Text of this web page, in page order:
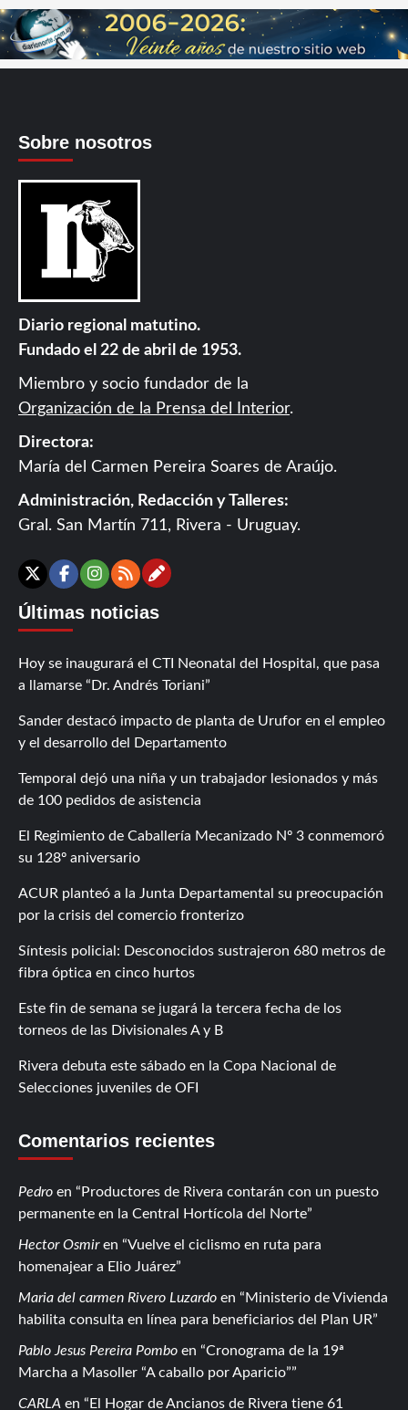
Sobre nosotros
Diario regional matutino.
Fundado el 22 de abril de 1953.
Miembro y socio fundador de la
Organización de la Prensa del Interior.
Directora:
María del Carmen Pereira Soares de Araújo.
Administración, Redacción y Talleres:
Gral. San Martín 711, Rivera - Uruguay.
X Facebook
Instagram
RSSContáctanos
Últimas noticias
Hoy se inaugurará el CTI Neonatal del Hospital, que pasa
a llamarse “Dr. Andrés Toriani”
Sander destacó impacto de planta de Urufor en el empleo
y el desarrollo del Departamento
Temporal dejó una niña y un trabajador lesionados y más
de 100 pedidos de asistencia
El Regimiento de Caballería Mecanizado Nº 3 conmemoró
su 128º aniversario
ACUR planteó a la Junta Departamental su preocupación
por la crisis del comercio fronterizo
Síntesis policial: Desconocidos sustrajeron 680 metros de
fibra óptica en cinco hurtos
Este fin de semana se jugará la tercera fecha de los
torneos de las Divisionales A y B
Rivera debuta este sábado en la Copa Nacional de
Selecciones juveniles de OFI
Comentarios recientes
Pedro en
Productores de Rivera contarán con un puesto
permanente en la Central Hortícola del Norte
Hector Osmiren
Vuelve el ciclismo en ruta para
homenajear a Elio Juárez
Maria del carmen Rivero Luzardo en
Ministerio de Vivienda
habilita consulta en línea para beneficiarios del Plan UR
Pablo Jesus Pereira Pombo en
Cronograma de la 19ª
Marcha a Masoller “A caballo por Aparicio”
CARLA en El Hogar de Ancianos de Rivera tiene 61